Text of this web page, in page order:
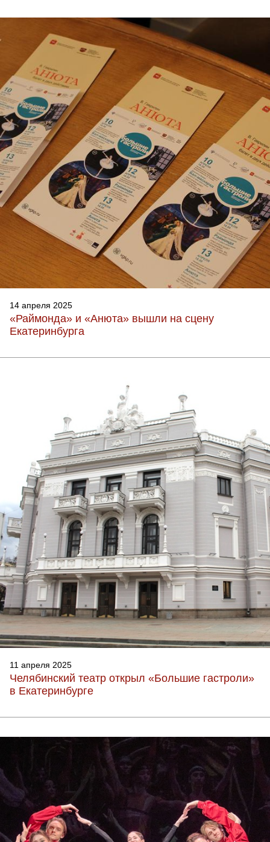
14 апреля 2025
«Раймонда» и «Анюта» вышли на сцену
Екатеринбурга
11 апреля 2025
Челябинский театр открыл «Большие гастроли»
в Екатеринбурге